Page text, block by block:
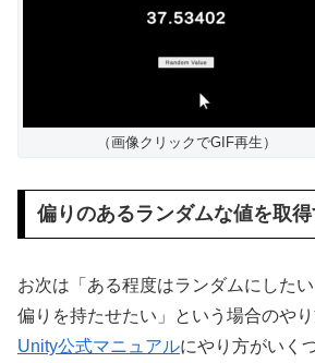
（画像クリックでGIF再生）
偏りのあるランダムな値を取
お次は「ある程度はランダムにした
偏りを持たせたい」という場合のや
Unity公式マニュアルにやり方がいく